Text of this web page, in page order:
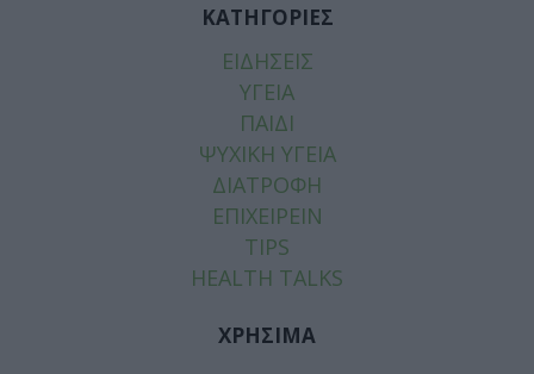
ΚΑΤΗΓΟΡΙΕΣ
ΕΙΔΗΣΕΙΣ
ΥΓΕΙΑ
ΠΑΙΔΙ
ΨΥΧΙΚΗ ΥΓΕΙΑ
ΔΙΑΤΡΟΦΗ
ΕΠΙΧΕΙΡΕΙΝ
TIPS
HEALTH TALKS
ΧΡΗΣΙΜΑ